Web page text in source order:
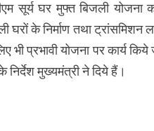
सूर्य घर मुफ्त बिजली
घरों के निर्माण तथा ट्रांसमिशन
प्रभावी योजना पर कार्य किये
मुख्यमंत्री ने दिये हैं।